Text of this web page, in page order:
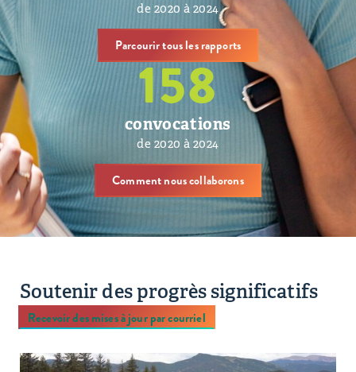
de 2020 à 2024
Parcourir tous les rapports
158
convocations
de 2020 à 2024
Comment nous collaborons
Soutenir des progrès significatifs
Recevoir des mises à jour par courriel